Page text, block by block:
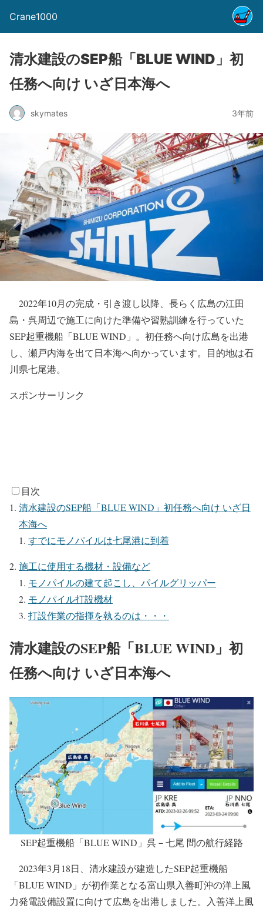
Crane1000
清水建設のSEP船「BLUE WIND」初
任務へ向け いざ日本海へ
skymates 3年前
2022年10月の完成・引き渡し以降、長らく広島の江田
島・呉周辺で施工に向けた準備や習熟訓練を行っていた
SEP起重機船「BLUE WIND」。初任務へ向け広島を出港
し、瀬戸内海を出て日本海へ向かっています。目的地は石
川県七尾港。
スポンサーリンク
目次
清水建設のSEP船「BLUE WIND」初任務へ向け いざ日
本海へ
すでにモノパイルは七尾港に到着
施工に使用する機材・設備など
モノパイルの建て起こし、パイルグリッパー
モノパイル打設機材
打設作業の指揮を執るのは・・・
清水建設のSEP船「BLUE WIND」初
任務へ向け いざ日本海へ
SEP起重機船「BLUE WIND」呉－七尾 間の航行経路
2023年3月18日、清水建設が建造したSEP起重機船
「BLUE WIND」が初作業となる富山県入善町沖の洋上風
力発電設備設置に向けて広島を出港しました。⼊善洋上⾵